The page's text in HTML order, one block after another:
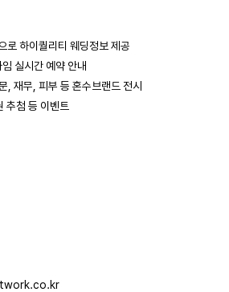
로 하이퀄리티 웨딩정보 제공
실시간 예약 안내
, 재무, 피부 등 혼수브랜드 전시
추첨 등 이벤트